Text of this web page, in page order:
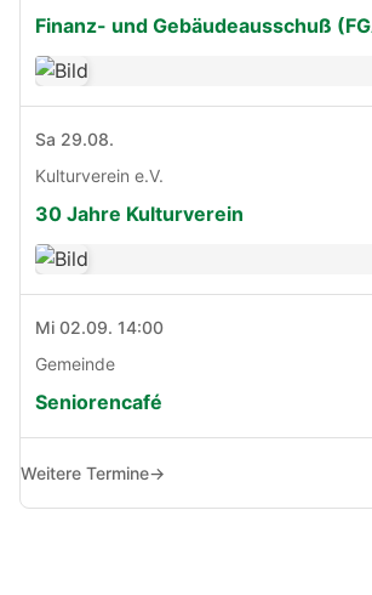
Finanz- und Gebäudeausschuß
Sa 29.08.
Kulturverein e.V.
30 Jahre Kulturverein
Mi 02.09. 14:00
Gemeinde
Seniorencafé
Weitere Termine→